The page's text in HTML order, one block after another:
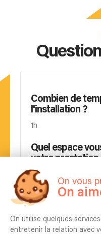
Combien de
l'installation ?
1h
Quel espace
votre prestation
3m sur 5m
Est-il possible
qui seront jouées
oui
On vous
On
On utilise quelques
entretenir la relation avec